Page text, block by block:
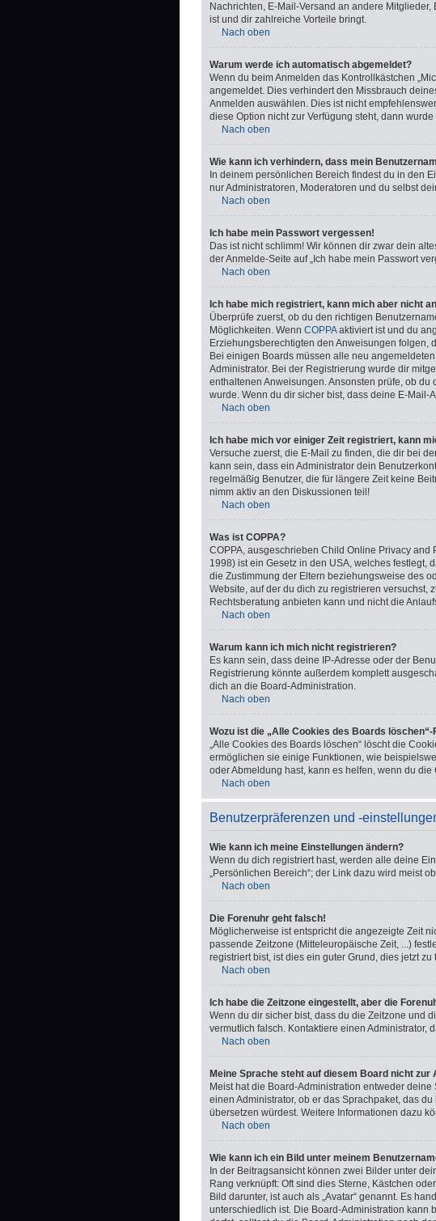
Nachrichten, E-Mail-Versand an andere
ist und dir zahlreiche Vorteile bringt.
Nach oben
Warum werde ich automatisch abgemeldet?
Wenn du beim Anmelden das Kontrollkästchen
angemeldet. Dies verhindert den Missbrauch
Anmelden auswählen. Dies ist nicht
diese Option nicht zur Verfügung steht, dann
Nach oben
Wie kann ich verhindern, dass mein
In deinem persönlichen Bereich findest du in den
nur Administratoren, Moderatoren und du selbst
Nach oben
Ich habe mein Passwort vergessen!
Das ist nicht schlimm! Wir können dir zwar dein
der Anmelde-Seite auf „Ich habe mein Passwort
Nach oben
Ich habe mich registriert, kann mich aber nicht
Überprüfe zuerst, ob du den richtigen
Möglichkeiten. Wenn COPPAaktiviert ist und du
Erziehungsberechtigten den Anweisungen folgen,
Bei einigen Boards müssen alle neu
Administrator. Bei der Registrierung wurde dir
enthaltenen Anweisungen. Ansonsten prüfe, ob
wurde. Wenn du dir sicher bist, dass deine E-
Nach oben
Ich habe mich vor einiger Zeit registriert, kann
Versuche zuerst, die E-Mail zu finden, die dir bei
kann sein, dass ein Administrator dein
regelmäßig Benutzer, die für längere Zeit keine
nimm aktiv an den Diskussionen teil!
Nach oben
Was ist COPPA?
COPPA, ausgeschrieben Child Online Privacy and
1998) ist ein Gesetz in den USA, welches
die Zustimmung der Eltern beziehungsweise des
Website, auf der du dich zu registrieren versuchst,
Rechtsberatung anbieten kann und nicht die
Nach oben
Warum kann ich mich nicht registrieren?
Es kann sein, dass deine IP-Adresse oder der
Registrierung könnte außerdem komplett
dich an die Board-Administration.
Nach oben
Wozu ist die „Alle Cookies des Boards löschen“-
„Alle Cookies des Boards löschen“ löscht die
ermöglichen sie einige Funktionen, wie
oder Abmeldung hast, kann es helfen, wenn du
Nach oben
Benutzerpräferenzen und -
Wie kann ich meine Einstellungen ändern?
Wenn du dich registriert hast, werden alle deine
„Persönlichen Bereich“; der Link dazu wird meist
Nach oben
Die Forenuhr geht falsch!
Möglicherweise ist entspricht die angezeigte Zeit
passende Zeitzone (Mitteleuropäische Zeit, ...)
registriert bist, ist dies ein guter Grund, dies jetzt zu
Nach oben
Ich habe die Zeitzone eingestellt, aber die
Wenn du dir sicher bist, dass du die Zeitzone und
vermutlich falsch. Kontaktiere einen Administrator,
Nach oben
Meine Sprache steht auf diesem Board nicht zur
Meist hat die Board-Administration entweder
einen Administrator, ob er das Sprachpaket, das
übersetzen würdest. Weitere Informationen dazu
Nach oben
Wie kann ich ein Bild unter meinem
In der Beitragsansicht können zwei Bilder unter
Rang verknüpft: Oft sind dies Sterne, Kästchen
Bild darunter, ist auch als „Avatar“ genannt. Es
unterschiedlich ist. Die Board-Administration kann